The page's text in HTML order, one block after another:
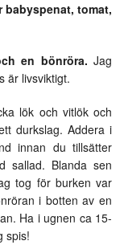
babyspenat, tomat,
en bönröra.Jag
är livsviktigt.
lök och vitlök och
durkslag. Addera i
innan du tillsätter
sallad. Blanda sen
tog för burken var
i botten av en
Ha i ugnen ca 15-
spis!